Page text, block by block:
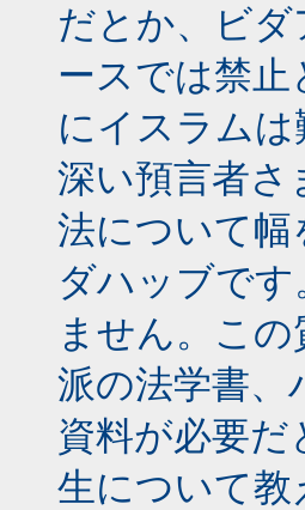
だとか、ビ
ースでは禁
にイスラム
深い預言者
法について
ダハッブで
ません。こ
派の法学書、
資料が必要
生について